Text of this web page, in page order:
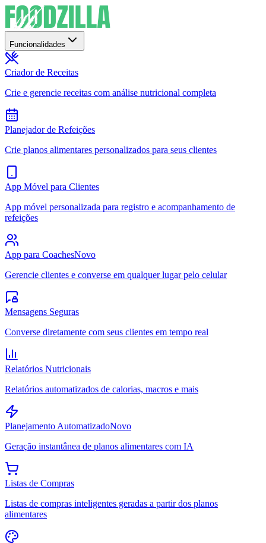
Funcionalidades
Criador de Receitas
Crie e gerencie receitas com análise nutricional completa
Planejador de Refeições
Crie planos alimentares personalizados para seus clientes
App Móvel para Clientes
App móvel personalizada para registro e acompanhamento de
refeições
App para CoachesNovo
Gerencie clientes e converse em qualquer lugar pelo celular
Mensagens Seguras
Converse diretamente com seus clientes em tempo real
Relatórios Nutricionais
Relatórios automatizados de calorias, macros e mais
Planejamento AutomatizadoNovo
Geração instantânea de planos alimentares com IA
Listas de Compras
Listas de compras inteligentes geradas a partir dos planos
alimentares